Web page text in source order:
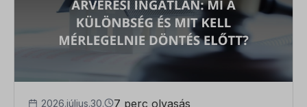
2026.július.30. 7 perc olvasás
SLO_G_WPT_TO